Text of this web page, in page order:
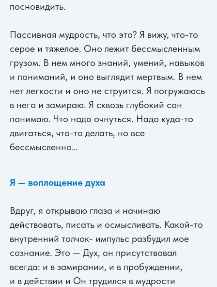
посновидить.
Пассивная мудрость, что это? Я вижу, что-то
серое и тяжелое. Оно лежит бессмысленным
грузом. В нем много знаний, умений, навыков
и пониманий, и оно выглядит мертвым. В нем
нет легкости и оно не струится. Я погружаюсь
в него и замираю. Я сквозь глубокий сон
понимаю. Что надо очнуться. Надо куда-то
двигаться, что-то делать, но все
бессмысленно…
Я — воплощение духа
Вдруг, я открываю глаза и начинаю
действовать, писать и осмысливать. Какой-то
внутренний толчок- импульс разбудил мое
сознание. Это — Дух, он присутствовал
всегда: и в замирании, и в пробуждении,
и в действии и Он трудился в мудрости